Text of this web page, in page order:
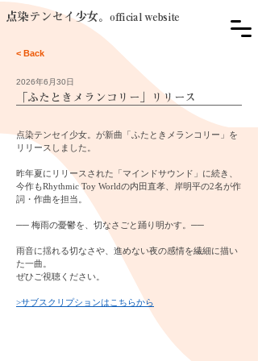
点染テンセイ少女。official website
< Back
2026年6月30日
「ふたときメランコリー」リリース
点染テンセイ少女。が新曲「ふたときメランコリー」を
リリースしました。
昨年夏にリリースされた「マインドサウンド」に続き、
今作もRhythmic Toy Worldの内田直孝、岸明平の2名が作
詞・作曲を担当。
── 梅雨の憂鬱を、切なさごと踊り明かす。──
雨音に揺れる切なさや、進めない夜の感情を繊細に描い
た一曲。
ぜひご視聴ください。
>サブスクリプションはこちらから